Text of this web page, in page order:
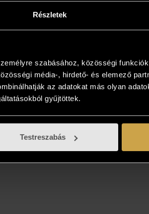
Részletek
szabásához, közösségi
média-, hirdető- és elemező
az adatokat más olyan
gyűjtöttek.
Testreszabás